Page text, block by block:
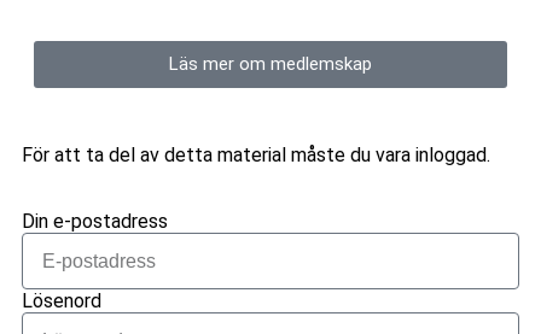
Läs mer om medlemskap
För att ta del av detta material måste du vara inloggad.
Din e-postadress
Lösenord